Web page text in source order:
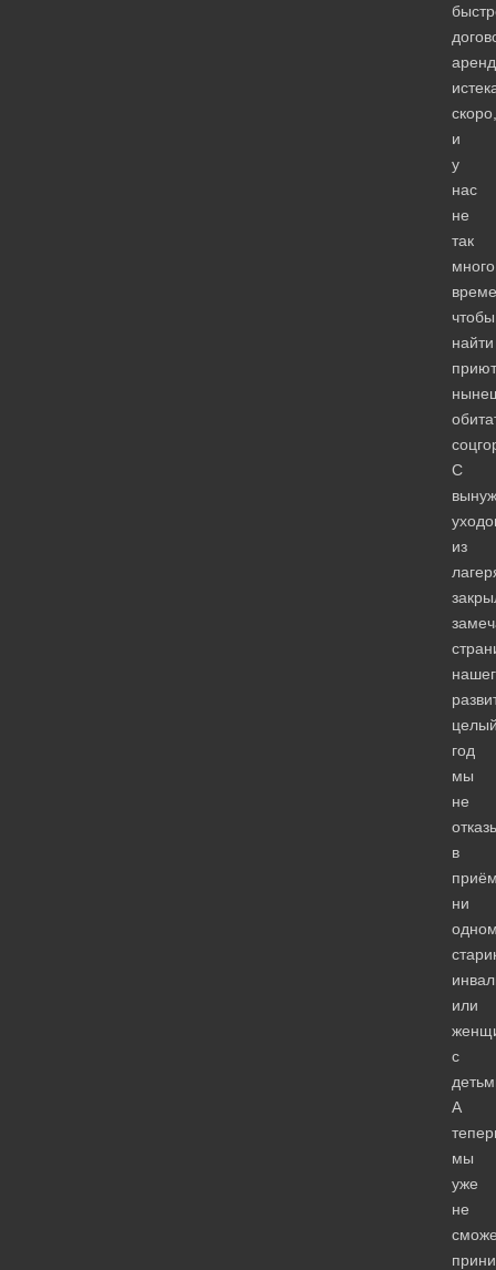
скоро,
и
у
нас
не
так
много
чтобы
найти
приют
С
из
год
мы
не
в
ни
или
с
А
мы
уже
не